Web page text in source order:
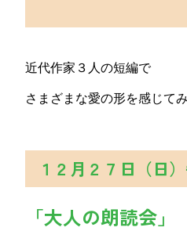
近代作家３人の短編で
さまざまな愛の形を感じて
１２月２７日（日
「大人の朗読会」